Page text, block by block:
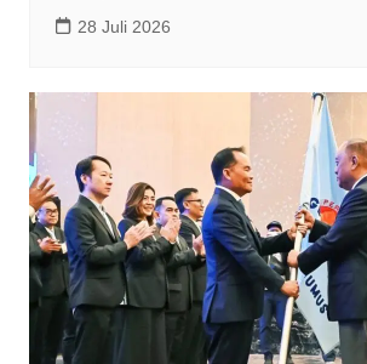
28 Juli 2026